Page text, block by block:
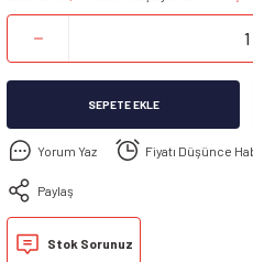
SEPETE EKLE
Yorum Yaz Fiyatı Düşünce
Paylaş
Stok Sorunuz